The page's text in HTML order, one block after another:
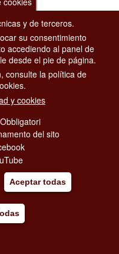
3 4 5
avanti >
ROMA
IN BREVE
E NEGOZI STORICI
y de terceros.
su consentimiento
accediendo al panel de
desde el pie de página.
consulte la política de
y cookies
del sito
Aceptar todas